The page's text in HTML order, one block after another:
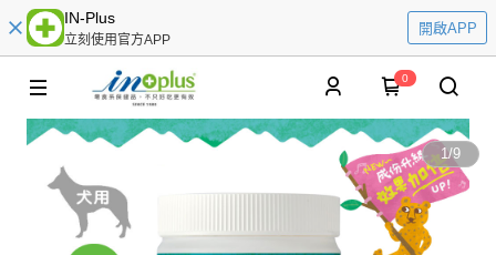
IN-Plus
立刻使用官方APP
開啟APP
0
1/9